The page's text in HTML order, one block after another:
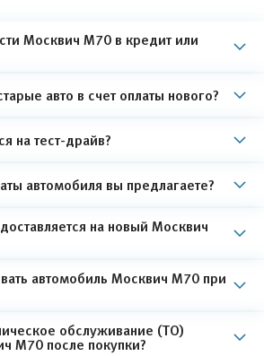
Москвич М70 в кредит или
авто в счет оплаты нового?
на тест-драйв?
автомобиля вы предлагаете?
на новый Москвич
автомобиль Москвич М70 при
обслуживание (ТО)
М70 после покупки?